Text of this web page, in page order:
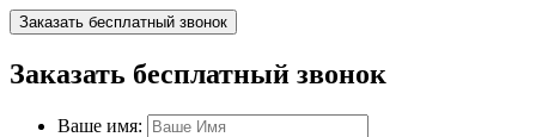
Заказать бесплатный звонок
Заказать бесплатный звонок
Ваше имя: